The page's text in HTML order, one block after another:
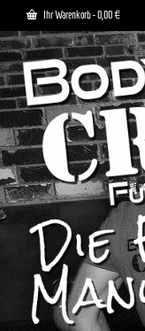
Ihr Warenkorb-0,00 €